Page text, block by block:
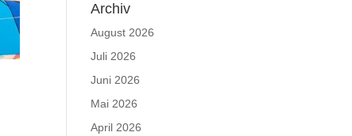
Archiv
August 2026
Juli 2026
Juni 2026
Mai 2026
April 2026